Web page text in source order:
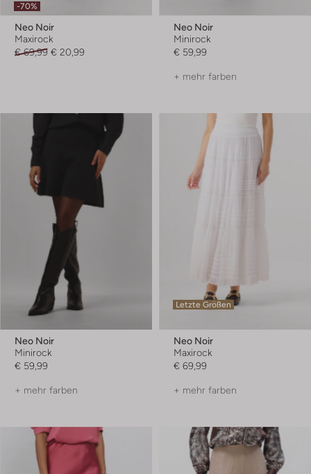
-70%
Neo Noir
Maxirock
€ 69,99 € 20,99
Neo Noir
Minirock
€ 59,99
+ mehr farben
Neo Noir
Minirock
€ 59,99
+ mehr farben
Letzte Größen
Neo Noir
Maxirock
€ 69,99
+ mehr farben